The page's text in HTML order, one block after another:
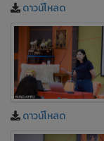
ดาวน์โหลด
ดาวน์โหลด